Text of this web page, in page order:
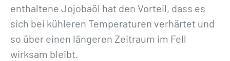
enthaltene Jojobaöl hat den Vorteil, dass es
sich bei kühleren Temperaturen verhärtet und
so über einen längeren Zeitraum im Fell
wirksam bleibt.